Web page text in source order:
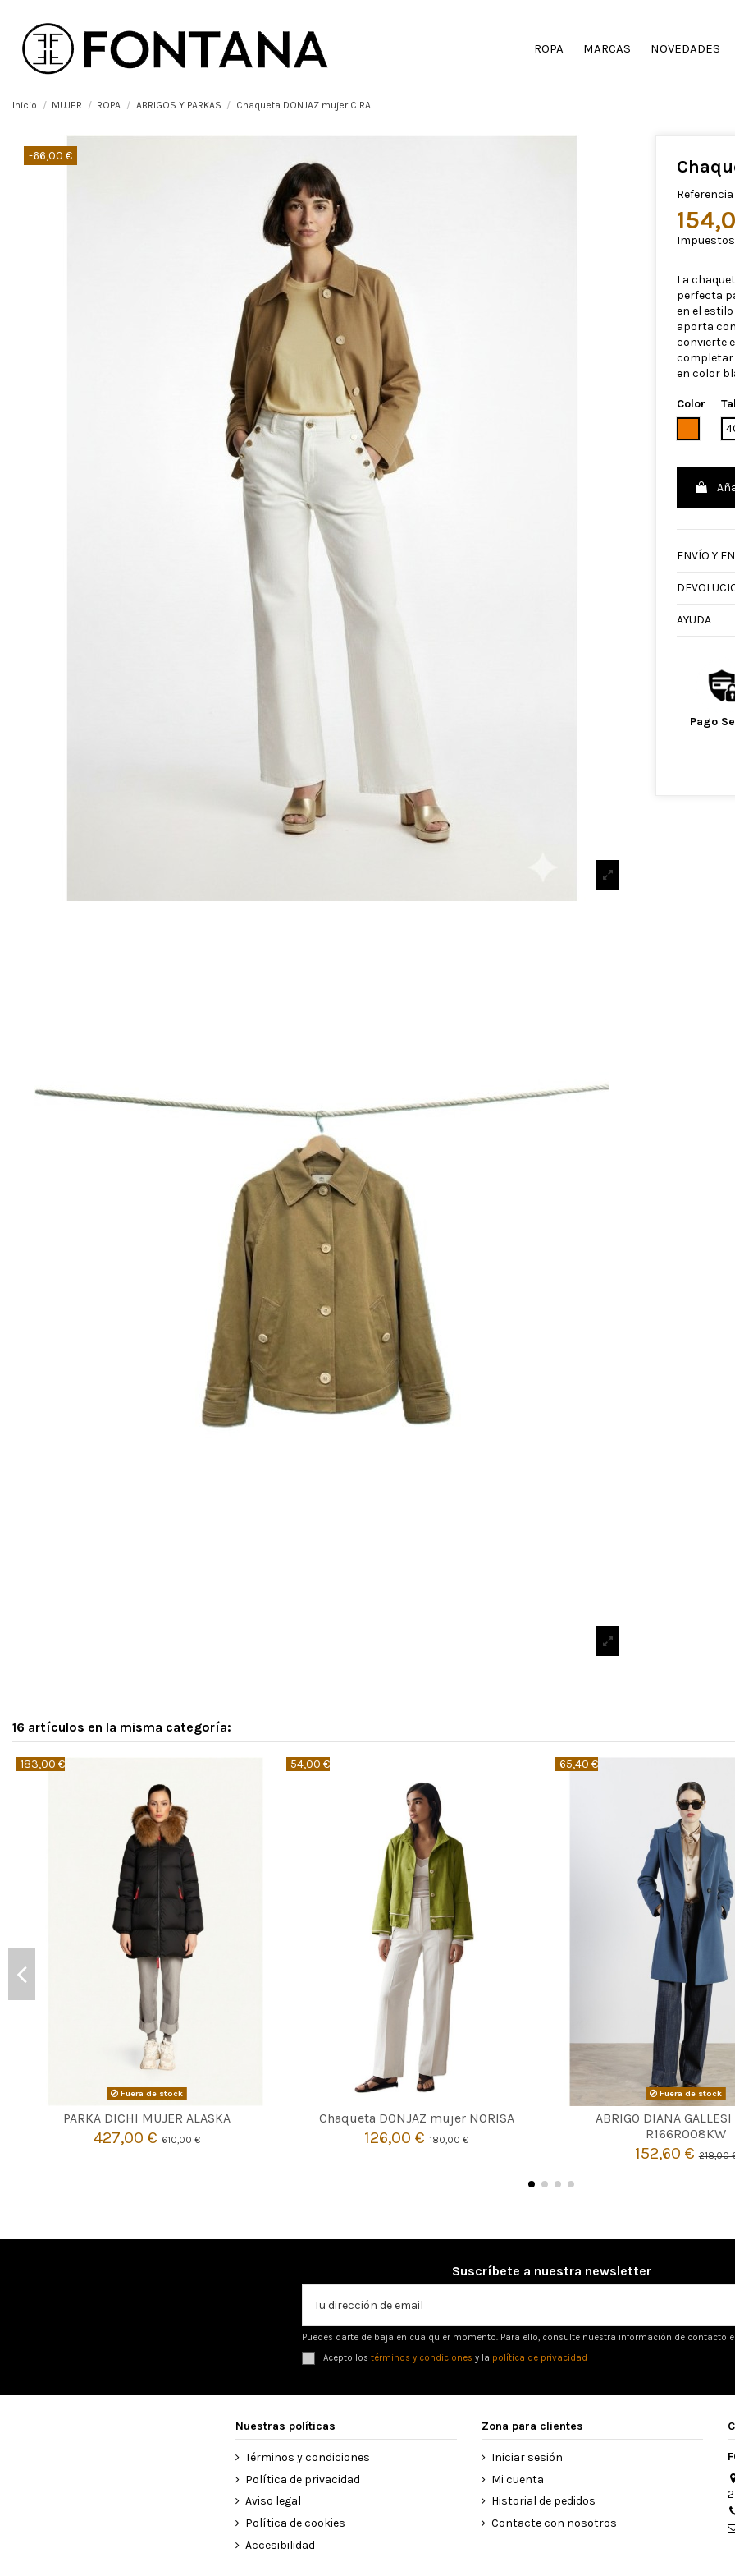
ROPA MARCAS NOVEDADES
Inicio MUJER ROPA ABRIGOS Y PARKAS Chaqueta DONJAZ mujer CIRA
-66,00 €
Referencia
La
perfecta
en el
aporta
convierte
completar
en color
Color
ENVÍO Y
AYUDA
Pago
16 artículos en la misma categoría:
-183,00 €
Fuera de stock
PARKA DICHI MUJER ALASKA
427,00 €610,00 €
 Agotado
-54,00 €
Chaqueta DONJAZ mujer NORISA
126,00 €180,00 €
VERDE LIMA
42 44
 Añadir al carrito
-65,40 €
Fuera de stock
ABRIGO DIANA
R166R008KW
152,60 €218,00
 Agotado
Suscríbete a nuestra newsletter
Puedes darte de baja en cualquier momento. Para ello, consulte nuestra información de contacto
Acepto los términos y condiciones y la política de privacidad
Nuestras políticas
Términos y condiciones
Política de privacidad
Aviso legal
Política de cookies
Accesibilidad
Zona para clientes
Iniciar sesión
Mi cuenta
Historial de pedidos
Contacte con nosotros